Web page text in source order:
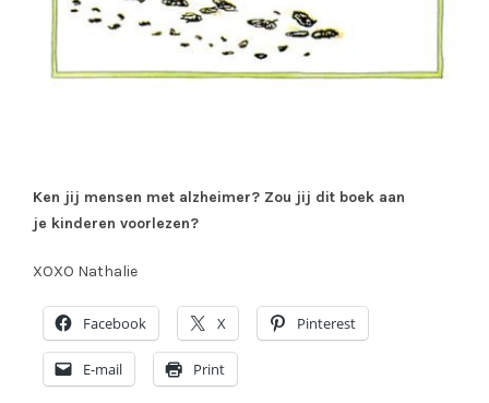
Ken jij mensen met alzheimer? Zou jij dit boek aan
je kinderen voorlezen?
XOXO Nathalie
Facebook X Pinterest
E-mail Print